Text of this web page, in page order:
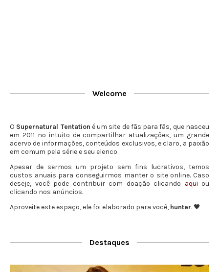
Welcome
O Supernatural Tentation é um site de fãs para fãs, que nasceu
em 2011 no intuito de compartilhar atualizações, um grande
acervo de informações, conteúdos exclusivos, e claro, a paixão
em comum pela série e seu elenco.
Apesar de sermos um projeto sem fins lucrativos, temos
custos anuais para conseguirmos manter o site online. Caso
deseje, você pode contribuir com doação clicando aqui ou
clicando nos anúncios.
Aproveite este espaço, ele foi elaborado para você, hunter. 🖤
Destaques